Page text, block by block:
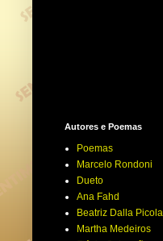
Autores e Poemas
Poemas
Marcelo Rondoni
Dueto
Ana Fahd
Beatriz Dalla Picola
Martha Medeiros